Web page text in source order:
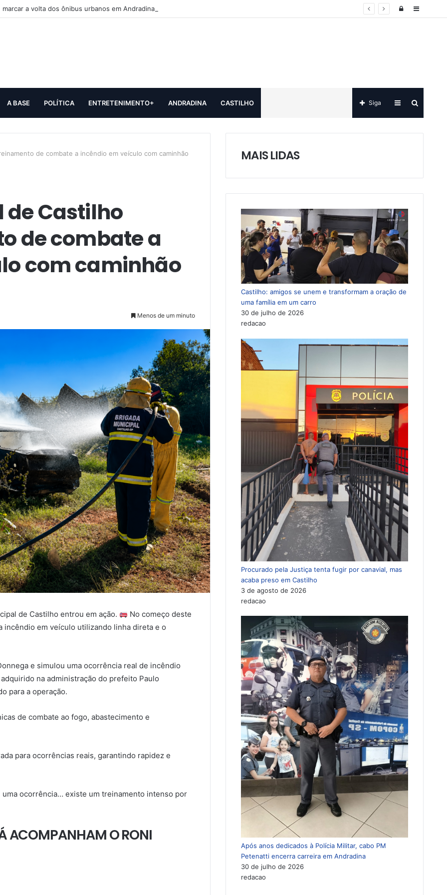
a volta dos ônibus urbanos em Andradina Sidebar
Log
A BASE POLÍTICA ENTRETENIMENTO+ ANDRADINA CASTILHO
por
Sidebar
Siga
de combate a incêndio em veículo com caminhão
Castilho
de combate a
com caminhão
Menos de um minuto
de Castilho entrou em ação.
No começo deste
incêndio em veículo utilizando linha direta e o
e simulou uma ocorrência real de incêndio
na administração do prefeito Paulo
para a operação.
de combate ao fogo, abastecimento e
para ocorrências reais, garantindo rapidez e
ocorrência… existe um treinamento intenso por
ACOMPANHAM O RONI
MAIS LIDAS
Castilho: amigos se unem e transformam a oração de
uma família em um carro
30 de julho de 2026
redacao
Procurado pela Justiça tenta fugir por canavial, mas
acaba preso em Castilho
3 de agosto de 2026
redacao
Após anos dedicados à Polícia Militar, cabo PM
Petenatti encerra carreira em Andradina
30 de julho de 2026
redacao